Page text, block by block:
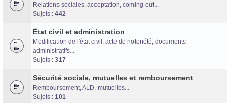
Relations sociales, acceptation, coming-out...
Sujets : 442
État civil et administration
Modification de l'état civil, acte de notoriété, documents
administratifs...
Sujets : 317
Sécurité sociale, mutuelles et remboursement
Remboursement, ALD, mutuelles...
Sujets : 101